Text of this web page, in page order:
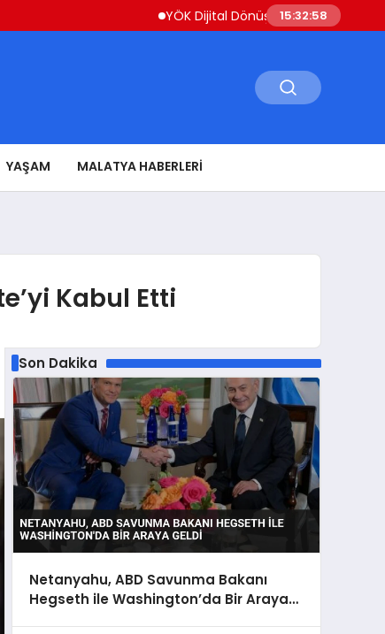
YÖK Dijital Dönüşüm İçin Bilişim
15:32:59
YAŞAM MALATYA HABERLERI
Kabul Etti
Son Dakika
Netanyahu, ABD Savunma Bakanı
Hegseth ile Washington’da Bir Araya